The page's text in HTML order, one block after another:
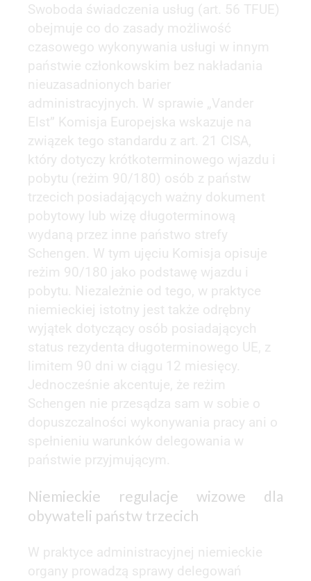
Swoboda świadczenia usług (art. 56 TFUE)
obejmuje co do zasady możliwość
czasowego wykonywania usługi w innym
państwie członkowskim bez nakładania
nieuzasadnionych barier
administracyjnych. W sprawie „Vander
Elst” Komisja Europejska wskazuje na
związek tego standardu z art. 21 CISA,
który dotyczy krótkoterminowego wjazdu i
pobytu (reżim 90/180) osób z państw
trzecich posiadających ważny dokument
pobytowy lub wizę długoterminową
wydaną przez inne państwo strefy
Schengen. W tym ujęciu Komisja opisuje
reżim 90/180 jako podstawę wjazdu i
pobytu. Niezależnie od tego, w praktyce
niemieckiej istotny jest także odrębny
wyjątek dotyczący osób posiadających
status rezydenta długoterminowego UE, z
limitem 90 dni w ciągu 12 miesięcy.
Jednocześnie akcentuje, że reżim
Schengen nie przesądza sam w sobie o
dopuszczalności wykonywania pracy ani o
spełnieniu warunków delegowania w
państwie przyjmującym.
Niemieckie regulacje wizowe dla
obywateli państw trzecich
W praktyce administracyjnej niemieckie
organy prowadzą sprawy delegowań